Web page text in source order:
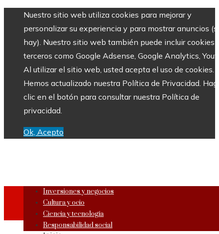
Nuestro sitio web utiliza cookies para mejorar y
personalizar su experiencia y para mostrar anuncios
hay). Nuestro sitio web también puede incluir cookies
terceros como Google Adsense, Google Analytics,
Al utilizar el sitio web, usted acepta el uso de cookies.
Hemos actualizado nuestra Política de Privacidad.
clic en el botón para consultar nuestra Política de
privacidad.
Ok, Acepto
Inversiones y negocios
Cultura y ocio
Ciencia y tecnología
Responsabilidad social